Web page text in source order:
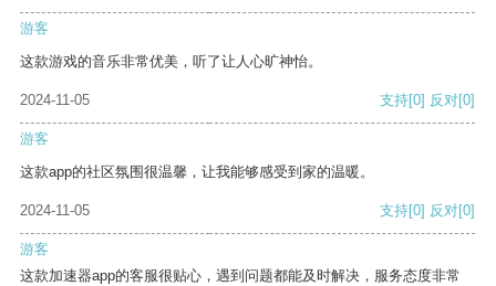
游客
这款游戏的音乐非常优美，听了让人心旷神怡。
2024-11-05 支持[0] 反对[0]
游客
这款app的社区氛围很温馨，让我能够感受到家的温暖。
2024-11-05 支持[0] 反对[0]
游客
这款加速器app的客服很贴心，遇到问题都能及时解决，服务态度非常